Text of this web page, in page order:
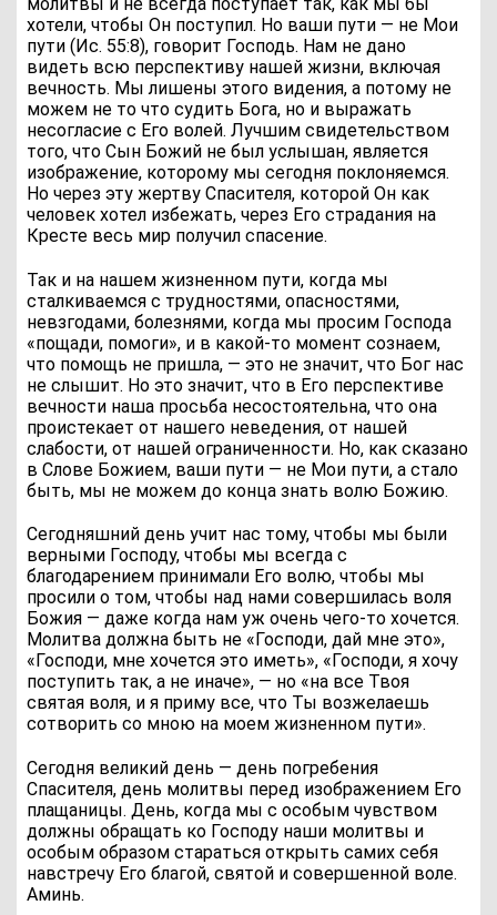
хотели, чтобы Он поступил. Но ваши пути — не Мои
пути (Ис. 55:8), говорит Господь. Нам не дано
видеть всю перспективу нашей жизни, включая
вечность. Мы лишены этого видения, а потому не
можем не то что судить Бога, но и выражать
несогласие с Его волей. Лучшим свидетельством
того, что Сын Божий не был услышан, является
изображение, которому мы сегодня поклоняемся.
Но через эту жертву Спасителя, которой Он как
человек хотел избежать, через Его страдания на
Кресте весь мир получил спасение.
Так и на нашем жизненном пути, когда мы
сталкиваемся с трудностями, опасностями,
невзгодами, болезнями, когда мы просим Господа
«пощади, помоги», и в какой-то момент сознаем,
что помощь не пришла, — это не значит, что Бог нас
не слышит. Но это значит, что в Его перспективе
вечности наша просьба несостоятельна, что она
проистекает от нашего неведения, от нашей
слабости, от нашей ограниченности. Но, как сказано
в Слове Божием, ваши пути — не Мои пути, а стало
быть, мы не можем до конца знать волю Божию.
Сегодняшний день учит нас тому, чтобы мы были
верными Господу, чтобы мы всегда с
благодарением принимали Его волю, чтобы мы
просили о том, чтобы над нами совершилась воля
Божия — даже когда нам уж очень чего-то хочется.
Молитва должна быть не «Господи, дай мне это»,
«Господи, мне хочется это иметь», «Господи, я хочу
поступить так, а не иначе», — но «на все Твоя
святая воля, и я приму все, что Ты возжелаешь
сотворить со мною на моем жизненном пути».
Сегодня великий день — день погребения
Спасителя, день молитвы перед изображением Его
плащаницы. День, когда мы с особым чувством
должны обращать ко Господу наши молитвы и
особым образом стараться открыть самих себя
навстречу Его благой, святой и совершенной воле.
Аминь.